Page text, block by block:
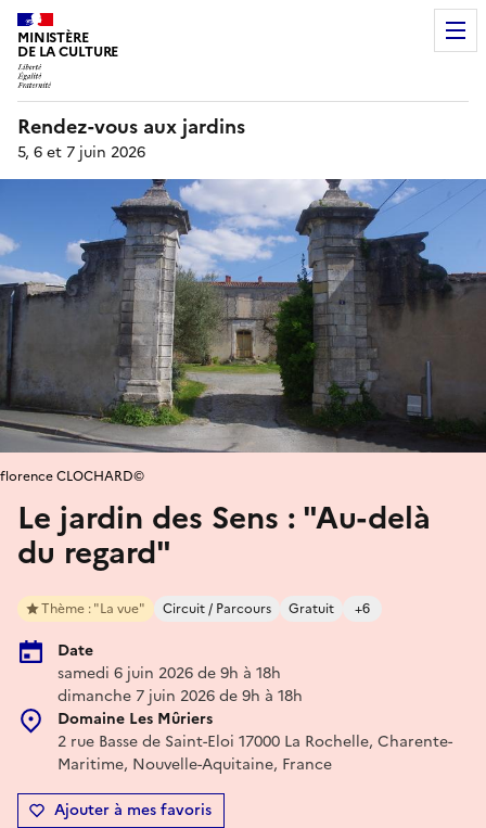
MINISTÈRE
DE LA CULTURE
Rendez-vous aux jardins
5, 6 et 7 juin 2026
Le jardin des Sens : "Au-delà
du regard"
Thème : "La vue" Circuit / Parcours Gratuit +6
Date
samedi 6 juin 2026 de 9h à 18h
dimanche 7 juin 2026 de 9h à 18h
Domaine Les Mûriers
2 rue Basse de Saint-Eloi 17000 La Rochelle, Charente-
Maritime, Nouvelle-Aquitaine, France
Ajouter à mes favoris
florence CLOCHARD©